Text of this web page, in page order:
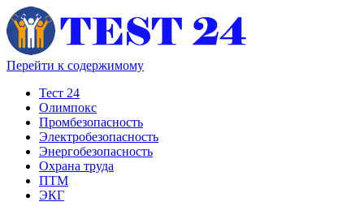
Перейти к содержимому
Тест 24
Олимпокс
Промбезопасность
Электробезопасность
Энергобезопасность
Охрана труда
ПТМ
ЭКГ